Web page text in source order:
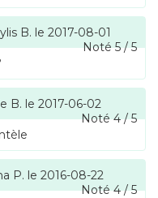
B. le 2017-08-01
Noté5/5
B. le 2017-06-02
Noté4/5
P. le 2016-08-22
Noté4/5